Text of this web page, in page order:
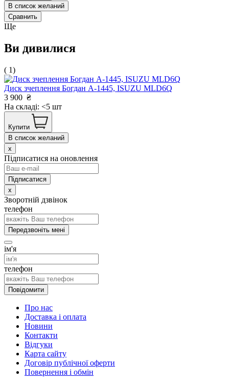
В список желаний
Сравнить
Ще
Ви дивилися
( 1)
Диск зчеплення Богдан А-1445, ISUZU MLD6Q
3 900 ₴
На складі: <5 шт
Купити
В список желаний
x
Підписатися на оновлення
x
Зворотній дзвінок
телефон
Передзвоніть мені
ім'я
телефон
Повідомити
Про нас
Доставка і оплата
Новини
Контакти
Відгуки
Карта сайту
Договір публічної оферти
Повернення і обмін